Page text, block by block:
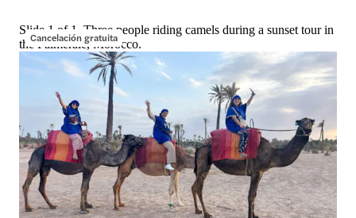
Cancelación gratuita
Slide 1 of 1, Three people riding camels during a sunset tour in
the Palmeraie, Morocco.